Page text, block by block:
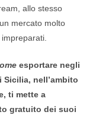
allo stesso
mercato molto
esportare negli
nell’ambito
ti mette a
gratuito dei suoi